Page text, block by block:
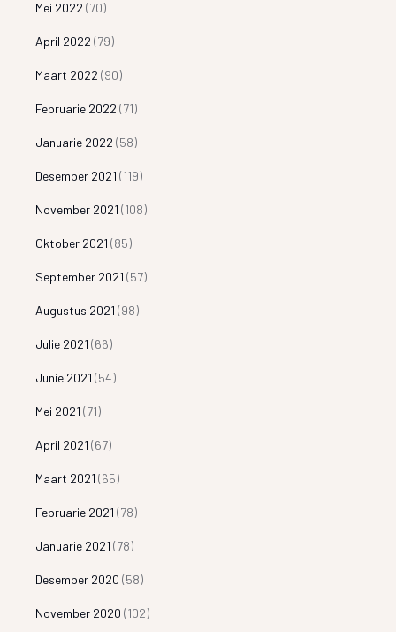
Mei 2022 (70)
April 2022 (79)
Maart 2022 (90)
Februarie 2022 (71)
Januarie 2022 (58)
Desember 2021 (119)
November 2021 (108)
Oktober 2021 (85)
September 2021 (57)
Augustus 2021 (98)
Julie 2021 (66)
Junie 2021 (54)
Mei 2021 (71)
April 2021 (67)
Maart 2021 (65)
Februarie 2021 (78)
Januarie 2021 (78)
Desember 2020 (58)
November 2020 (102)